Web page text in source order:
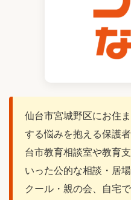
仙台市宮城野区にお住
する悩みを抱える保護
台市教育相談室や教育
いった公的な相談・居
クール・親の会、自宅